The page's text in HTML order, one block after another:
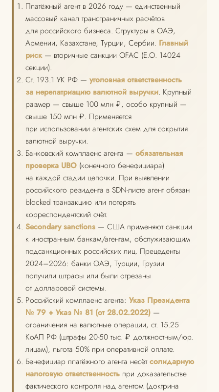
Платёжный агент в 2026 году — единственный
массовый канал трансграничных расчётов
для российского бизнеса. Структуры в ОАЭ,
Армении, Казахстане, Турции, Сербии. Главный
риск— вторичные санкции OFAC (E.O. 14024
секции).
Ст. 193.1 УК РФ — уголовная ответственность
за нерепатриацию валютной выручки. Крупный
размер — свыше 100 млн ₽, особо крупный —
свыше 150 млн ₽. Применяется
при использовании агентских схем для сокрытия
валютной выручки.
Банковский комплаенс агента — обязательная
проверка UBO (конечного бенефициара)
на каждой стадии цепочки. При выявлении
российского резидента в SDN-листе агент обязан
blocked транзакцию или потерять
корреспондентский счёт.
Secondary sanctions — США применяют санкции
к иностранным банкам/агентам, обслуживающим
подсанкционных российских лиц. Прецеденты
2024–2026: банки ОАЭ, Турции, Грузии
получили штрафы или были отрезаны
от долларовой системы.
Российский комплаенс агента: Указ Президента
№ 79 + Указ № 81 (от 28.02.2022) —
ограничения на валютные операции, ст. 15.25
КоАП РФ (штрафы 20-50 тыс. ₽ должностным/юр.
лицам), льгота 50% при оперативной оплате.
Бенефициар платёжного агента несётсолидарную
налоговую ответственность при доказательстве
фактического контроля над агентом (доктрина